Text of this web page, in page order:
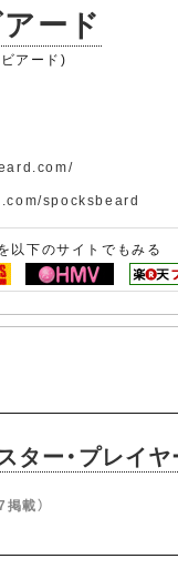
ード
アード)
spocksbeard
以下のサイトでもみる
ター・プレイ
載）